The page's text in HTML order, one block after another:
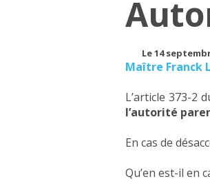
Le 14
Maître Franck
L’article 373-2
l’autorité
En cas de
Qu’en est-il en